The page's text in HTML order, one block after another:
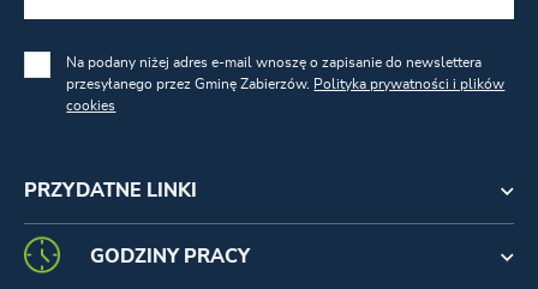
PRZYDATNE LINKI
Na podany niżej adres e-mail wnoszę o zapisanie do newslettera
przesyłanego przez Gminę Zabierzów. Polityka prywatności i plików
cookies
GODZINY PRACY